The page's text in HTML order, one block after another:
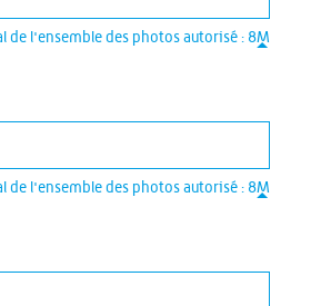
de l'ensemble des photos autorisé : 8M
de l'ensemble des photos autorisé : 8M